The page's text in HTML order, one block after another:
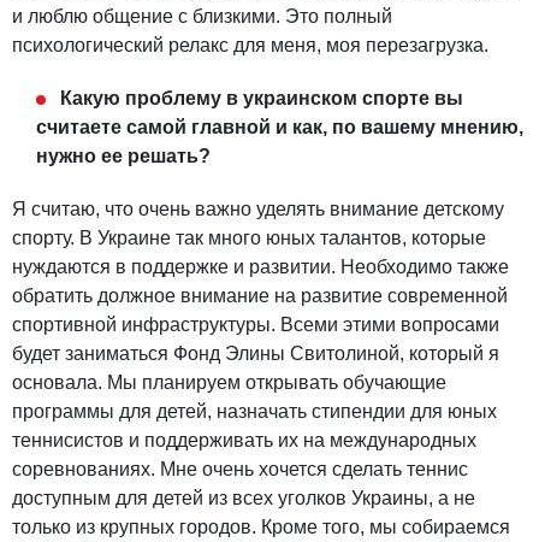
и люблю общение с близкими. Это полный
психологический релакс для меня, моя перезагрузка.
Какую проблему в украинском спорте вы
считаете самой главной и как, по вашему мнению,
нужно ее решать?
Я считаю, что очень важно уделять внимание детскому
спорту. В Украине так много юных талантов, которые
нуждаются в поддержке и развитии. Необходимо также
обратить должное внимание на развитие современной
спортивной инфраструктуры. Всеми этими вопросами
будет заниматься Фонд Элины Свитолиной, который я
основала. Мы планируем открывать обучающие
программы для детей, назначать стипендии для юных
теннисистов и поддерживать их на международных
соревнованиях. Мне очень хочется сделать теннис
доступным для детей из всех уголков Украины, а не
только из крупных городов. Кроме того, мы собираемся